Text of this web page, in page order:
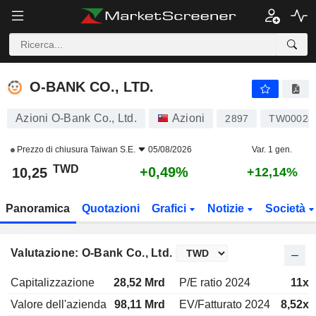
O-BANK CO., LTD.
O-BANK CO., LTD.
Azioni O-Bank Co., Ltd. Azioni 2897
Prezzo di chiusura Taiwan S.E. 05/08/2026 Var. 1 gen.
10,25 TWD +0,49% +12,14%
Panoramica Quotazioni Grafici Notizie Società
Valutazione: O-Bank Co., Ltd.
Capitalizzazione 28,52 Mrd P/E ratio 2024
11x
Valore dell'azienda
98,11 Mrd EV/Fatturato 2024 8,52x